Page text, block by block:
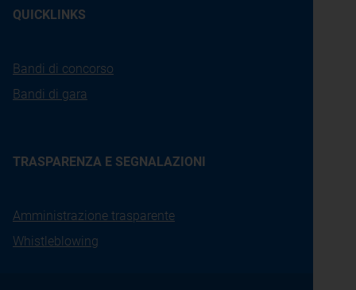
QUICKLINKS
Bandi di concorso
Bandi di gara
TRASPARENZA E SEGNALAZIONI
Amministrazione trasparente
Whistleblowing